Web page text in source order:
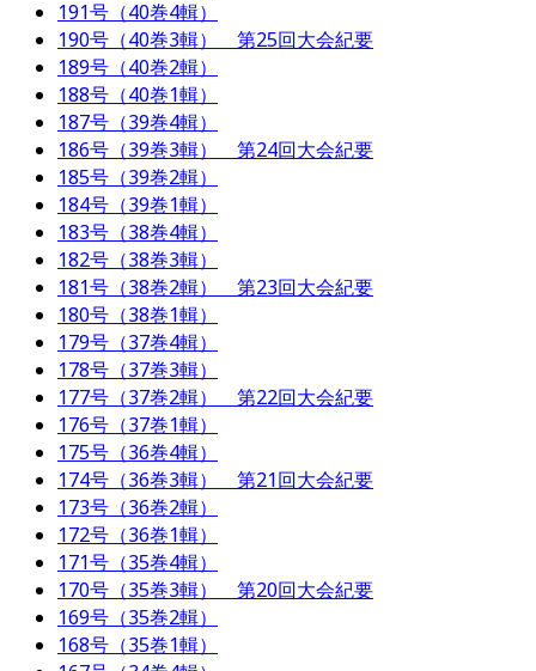
191号（40巻4輯）
190号（40巻3輯） 第25回大会紀要
189号（40巻2輯）
188号（40巻1輯）
187号（39巻4輯）
186号（39巻3輯） 第24回大会紀要
185号（39巻2輯）
184号（39巻1輯）
183号（38巻4輯）
182号（38巻3輯）
181号（38巻2輯） 第23回大会紀要
180号（38巻1輯）
179号（37巻4輯）
178号（37巻3輯）
177号（37巻2輯） 第22回大会紀要
176号（37巻1輯）
175号（36巻4輯）
174号（36巻3輯） 第21回大会紀要
173号（36巻2輯）
172号（36巻1輯）
171号（35巻4輯）
170号（35巻3輯） 第20回大会紀要
169号（35巻2輯）
168号（35巻1輯）